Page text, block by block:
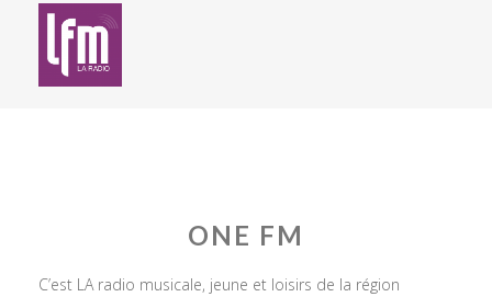
ONE FM
C’est LA radio musicale, jeune et loisirs de la région